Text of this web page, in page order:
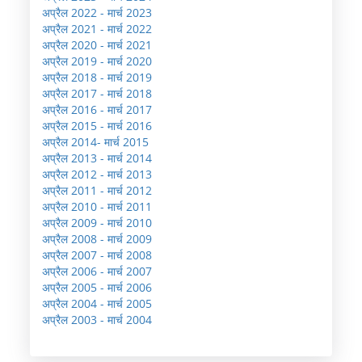
अप्रैल 2022 - मार्च 2023
अप्रैल 2021 - मार्च 2022
अप्रैल 2020 - मार्च 2021
अप्रैल 2019 - मार्च 2020
अप्रैल 2018 - मार्च 2019
अप्रैल 2017 - मार्च 2018
अप्रैल 2016 - मार्च 2017
अप्रैल 2015 - मार्च 2016
अप्रैल 2014- मार्च 2015
अप्रैल 2013 - मार्च 2014
अप्रैल 2012 - मार्च 2013
अप्रैल 2011 - मार्च 2012
अप्रैल 2010 - मार्च 2011
अप्रैल 2009 - मार्च 2010
अप्रैल 2008 - मार्च 2009
अप्रैल 2007 - मार्च 2008
अप्रैल 2006 - मार्च 2007
अप्रैल 2005 - मार्च 2006
अप्रैल 2004 - मार्च 2005
अप्रैल 2003 - मार्च 2004